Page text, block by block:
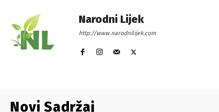
Narodni Lijek
http://www.narodnilijek.com
Novi Sadržaj